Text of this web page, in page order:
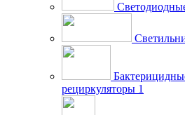
рециркуляторы 1